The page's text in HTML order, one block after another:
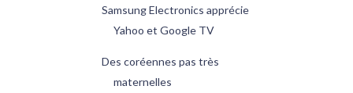
Samsung Electronics apprécie
Yahoo et Google TV
Des coréennes pas très
maternelles